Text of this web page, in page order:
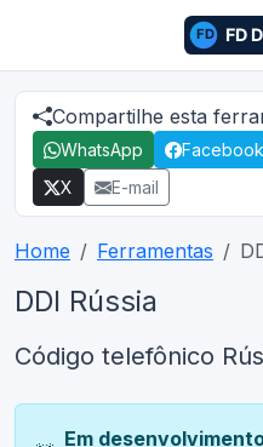
Compartilhe esta
WhatsApp Facebook
X
E-mail
Home Ferramentas
DDI Rússia
Código telefônico
Em